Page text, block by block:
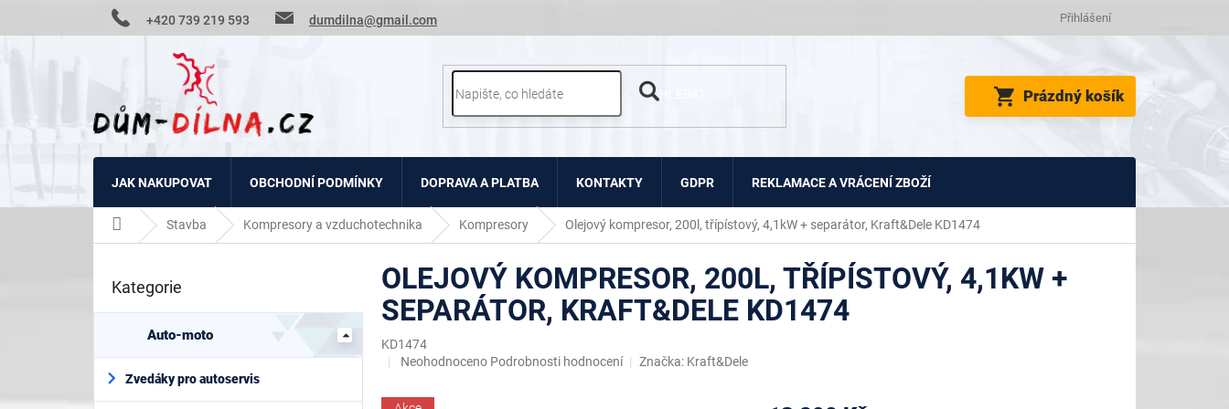
+420 739 219 593 dumdilna@gmail.com Přihlášení
NÁKUPNÍ
KOŠÍK
Prázdný košík
JAK NAKUPOVAT OBCHODNÍ PODMÍNKY DOPRAVA A PLATBA KONTAKTY GDPR REKLAMACE A VRÁCENÍ ZBOŽÍ
Domů Stavba Kompresory a vzduchotechnika Kompresory Olejový kompresor, 200l, třípístový, 4,1kW + separátor, Kraft&Dele KD1474
t
a
Přeskočit
Kategorie
Auto-moto
Zvedáky pro autoservis
OLEJOVÝ KOMPRESOR, 200L, TŘÍPÍSTOVÝ, 4,1KW +
SEPARÁTOR, KRAFT&DELE KD1474
KD1474
Průměrné
produktu
Neohodnoceno Podrobnosti hodnocení Značka: Kraft&Dele